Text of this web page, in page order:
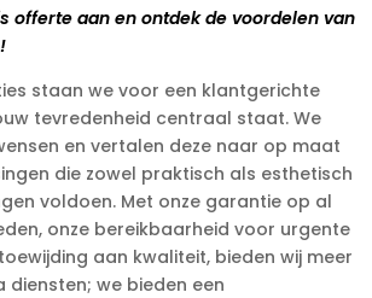
offerte aan en ontdek de voordelen van
staan we voor een klantgerichte
tevredenheid centraal staat. We
en vertalen deze naar op maat
die zowel praktisch als esthetisch
voldoen. Met onze garantie op al
onze bereikbaarheid voor urgente
aan kwaliteit, bieden wij meer
diensten; we bieden een